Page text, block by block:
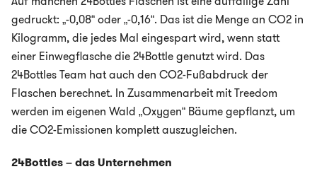
gedruckt: „-0,08“ oder „-0,16“. Das ist die Menge an CO2 in
Kilogramm, die jedes Mal eingespart wird, wenn statt
einer Einwegflasche die 24Bottle genutzt wird. Das
24Bottles Team hat auch den CO2-Fußabdruck der
Flaschen berechnet. In Zusammenarbeit mit Treedom
werden im eigenen Wald „Oxygen“ Bäume gepflanzt, um
die CO2-Emissionen komplett auszugleichen.
24Bottles – das Unternehmen